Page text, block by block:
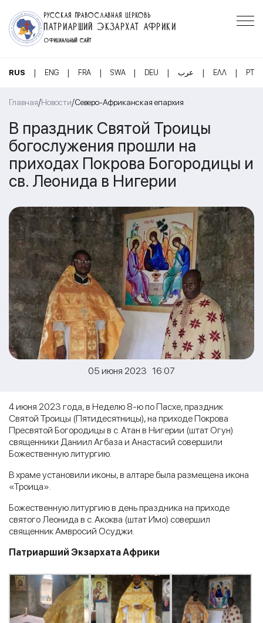
РУССКАЯ ПРАВОСЛАВНАЯ ЦЕРКОВЬ
ПАТРИАРШИЙ ЭКЗАРХАТ АФРИКИ
ОФИЦИАЛЬНЫЙ САЙТ
RUS | ENG | FRA | SWA | DEU | عرب | ΕΛΛ | PT
Главная/Новости/Северо-Африканская епархия
В праздник Святой Троицы
богослужения прошли на
приходах Покрова Богородицы и
св. Леонида в Нигерии
05 июня 2023 16:07
4 июня 2023 года, в Неделю 8-ю по Пасхе, праздник
Святой Троицы (Пятидесятницы), на приходе Покрова
Пресвятой Богородицы в с. Атан в Нигерии (штат Огун)
священники Даниил Агбаза и Анастасий совершили
Божественную литургию.
В храме установили иконы, в алтаре была размещена икона
«Троица».
Божественную литургию в день праздника на приходе
святого Леонида в с. Акоква (штат Имо) совершил
священник Амвросий Осуджи.
Патриарший Экзархата Африки